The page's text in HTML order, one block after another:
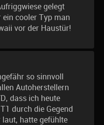
gelegt
cooler Typ man
vor der Haustür!
so sinnvoll
Autoherstellern
dass ich heute
durch die Gegend
hatte gefühlte